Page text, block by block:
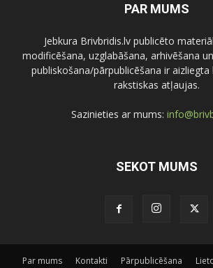
PAR MUMS
Jebkura Brivbridis.lv publicēto
modificēšana, uzglabāšana, arhivēšana
publiskošana/pārpublicēšana ir aizliegta
rakstiskas atļaujas.
Sazinieties ar mums:
SEKOT MUMS
Par mums Kontakti Pārpublicēšana